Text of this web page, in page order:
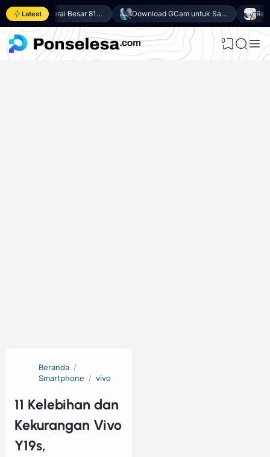
Latest Andalkan Baterai Besar 8100mAh dan SoC Unisoc T7300, Ini dia 10 Keunggulan vivo Y500 4G Download GCam untuk Samsung Galaxy A27 5G (GCam APK 9.6 & LMC 8.4)
0
Beranda
Smartphone
vivo
11 Kelebihan dan
Kekurangan Vivo
Y19s,